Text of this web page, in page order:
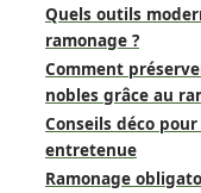
Quels outils
ramonage ?
Comment
nobles grâce au
Conseils déco
entretenue
Ramonage